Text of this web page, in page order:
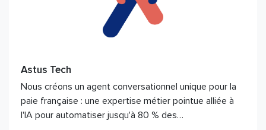
Astus Tech
Nous créons un agent conversationnel unique pour la
paie française : une expertise métier pointue alliée à
l'IA pour automatiser jusqu'à 80 % des…